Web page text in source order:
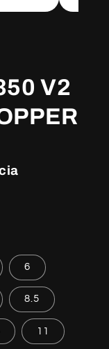
V2
6
8.5
11